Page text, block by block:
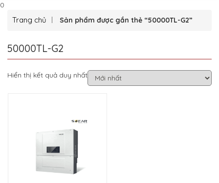
0
Trang chủ Sản phẩm được gắn thẻ “50000TL-G2”
50000TL-G2
Hiển thị kết quả duy nhất